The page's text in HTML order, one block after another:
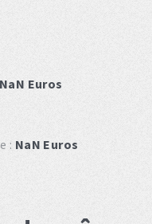
NaN Euros
: NaN Euros